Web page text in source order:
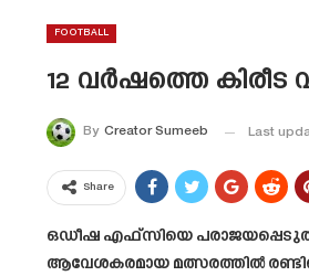
FOOTBALL
12 വർഷത്തെ
By Creator Sumeeb Last
Share
ഒഡീഷ എഫ്‌സിയെ
ആവേശകരമായ മത്സരത്തില്‍